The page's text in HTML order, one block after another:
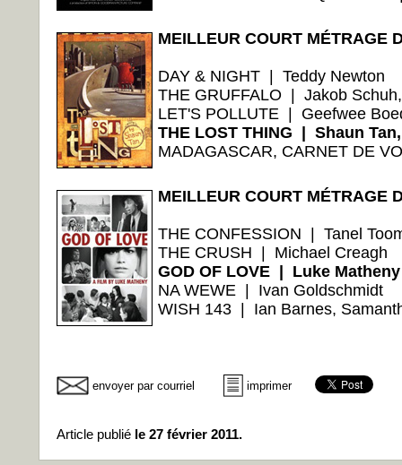
MEILLEUR COURT MÉTRAGE
DAY & NIGHT | Teddy Newton
THE GRUFFALO | Jakob
LET'S POLLUTE | Geefwee
THE LOST THING | Shaun
MADAGASCAR, CARNET DE
MEILLEUR COURT MÉTRAGE
THE CONFESSION | Tanel
THE CRUSH | Michael Creagh
GOD OF LOVE | Luke Matheny
NA WEWE | Ivan Goldschmidt
WISH 143 | Ian Barnes,
envoyer par courriel imprimer
Article publié le 27 février 2011.